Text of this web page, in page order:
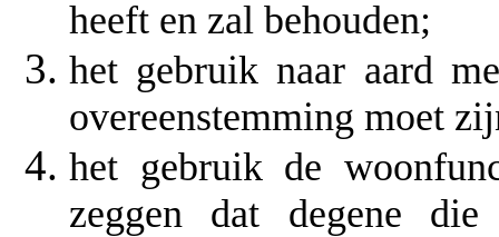
heeft en zal behouden;
het gebruik naar aard
overeenstemming moet
het gebruik de
zeggen dat degene